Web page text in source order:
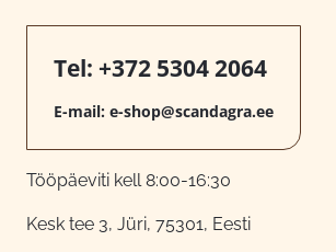
Tel: +372 5304 2064
E-mail: e-shop@scandagra.ee
Tööpäeviti kell 8:00-16:30
Kesk tee 3, Jüri, 75301, Eesti